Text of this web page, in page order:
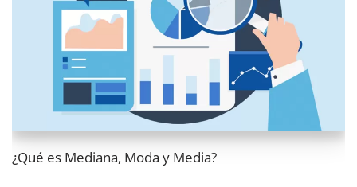
¿Qué es Mediana, Moda y Media?